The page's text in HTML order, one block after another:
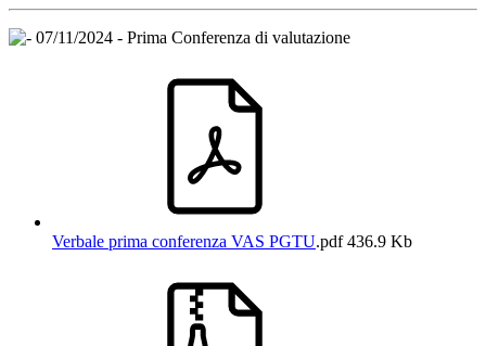
07/11/2024 - Prima Conferenza di valutazione
Verbale prima conferenza VAS PGTU.pdf436.9 Kb